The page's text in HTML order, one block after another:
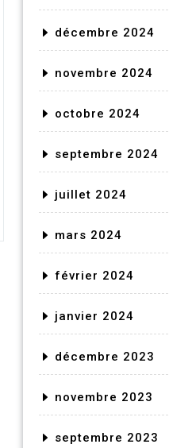
décembre 2024
novembre 2024
octobre 2024
septembre 2024
juillet 2024
mars 2024
février 2024
janvier 2024
décembre 2023
novembre 2023
septembre 2023